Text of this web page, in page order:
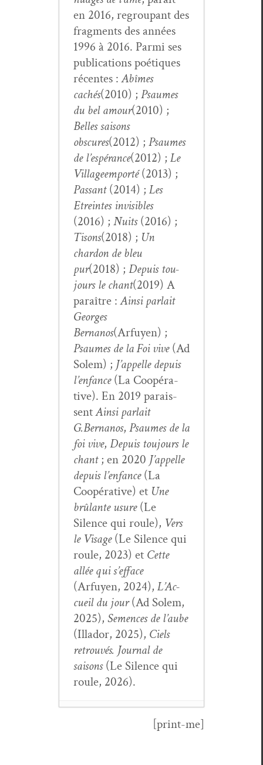
en 2016, regroupant des
frag­ments des années
1996 à 2016. Par­mi ses
pub­li­ca­tions poé­tiques
récentes :Abîmes
cachés(2010) ; Psaumes
du bel amour(2010) ;
Belles saisons
obscures(2012) ; Psaumes
de l’espérance(2012) ; Le
Vil­lageemporté(2013) ;
Pas­sant(2014) ; Les
Etreintes invis­i­bles
(2016) ; Nuits(2016) ;
Tisons(2018) ; Un
chardon de bleu
pur(2018) ; Depuis tou­
jours le chant(2019) A
paraître :Ain­si par­lait
Georges
Bernanos(Arfuyen) ;
Psaumes de la Foi vive(Ad
Solem) ; J’appelle depuis
l’enfance(La Coopéra­
tive). En 2019 parais­
sentAin­si par­lait
G.Bernanos, Psaumes de la
foi vive, Depuis tou­jours le
chant; en 2020 J’ap­pelle
depuis l’en­fance(La
Coopéra­tive) et Une
brûlante usure(Le
Silence qui roule), Vers
le Vis­age(Le Silence qui
roule, 2023) et Cette
allée qui s’ef­face
(Arfuyen, 2024), L’Ac­
cueil du jour(Ad Solem,
2025), Semences de l’aube
(Illador, 2025), Ciels
retrou­vés. Jour­nal de
saisons(Le Silence qui
roule, 2026).
Chronique du
[print-me]